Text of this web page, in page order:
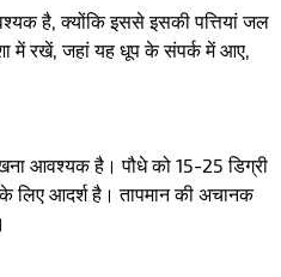
है, क्योंकि इससे इसकी पत्तियां जल
में रखें, जहां यह धूप के संपर्क में आए,
आवश्यक है। पौधे को 15-25 डिग्री
लिए आदर्श है। तापमान की अचानक